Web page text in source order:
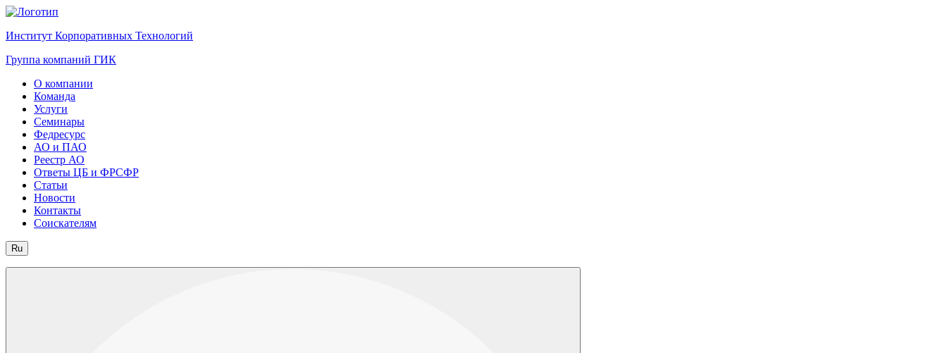
Институт Корпоративных Технологий
Группа компаний ГИК
О компании
Команда
Услуги
Семинары
Федресурс
АО и ПАО
Реестр АО
Ответы ЦБ и ФРСФР
Статьи
Новости
Контакты
Соискателям
Ru